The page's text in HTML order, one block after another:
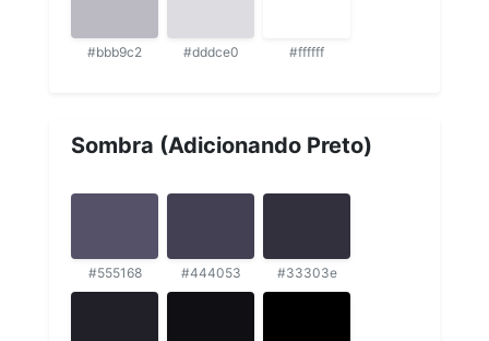
#bbb9c2 #dddce0 #ffffff
Sombra (Adicionando Preto)
#555168 #444053 #33303e